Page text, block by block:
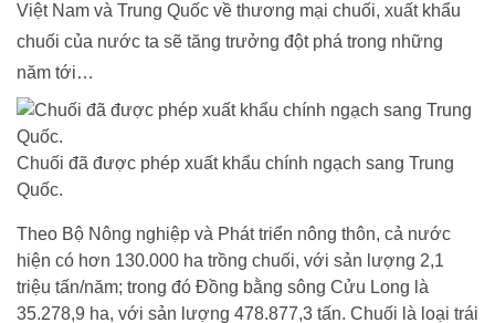
Việt Nam và Trung Quốc về thương mại chuối, xuất khẩu
chuối của nước ta sẽ tăng trưởng đột phá trong những
năm tới…
Chuối đã được phép xuất khẩu chính ngạch sang Trung
Quốc.
Theo Bộ Nông nghiệp và Phát triển nông thôn, cả nước
hiện có hơn 130.000 ha trồng chuối, với sản lượng 2,1
triệu tấn/năm; trong đó Đồng bằng sông Cửu Long là
35.278,9 ha, với sản lượng 478.877,3 tấn. Chuối là loại trái